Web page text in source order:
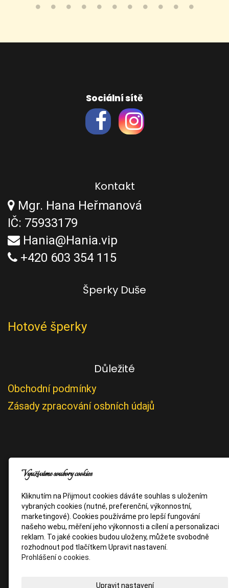
Sociální sítě
Kontakt
Mgr. Hana Heřmanová
IČ: 75933179
Hania@Hania.vip
+420 603 354 115
Šperky Duše
Hotové šperky
Důležité
Obchodní podmínky
Zásady zpracování osbních údajů
Využíváme soubory cookies
Kliknutím na Přijmout cookies dáváte souhlas s uložením
vybraných cookies (nutné, preferenční, výkonnostní,
marketingové). Cookies používáme pro lepší fungování
našeho webu, měření jeho výkonnosti a cílení a personalizaci
reklam. To jaké cookies budou uloženy, můžete svobodně
rozhodnout pod tlačítkem Upravit nastavení.
Prohlášení o cookies.
Upravit nastavení